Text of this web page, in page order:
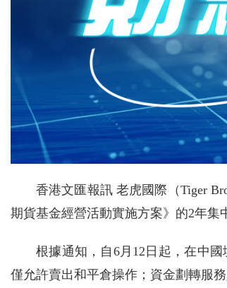
香港文匯報訊 老虎國際（Tiger
期貨基金經營活動實施方案》的2年集
根據通知，自6月12日起，在中
僅允許賣出和平倉操作；資金劃轉服